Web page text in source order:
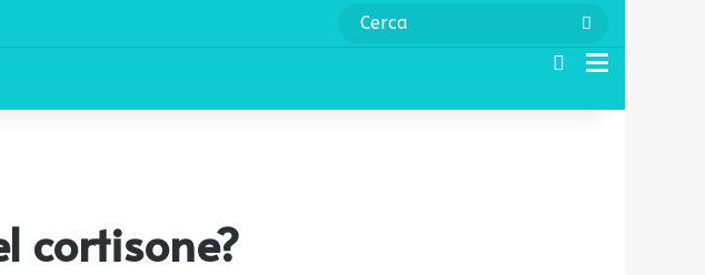
Cerca
cortisone?